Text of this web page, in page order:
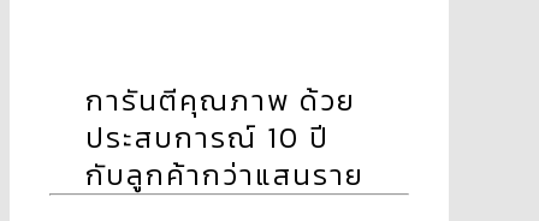
การันตีคุณภาพ ด้วย
ประสบการณ์ 10 ปี
กับลูกค้ากว่าแสนราย